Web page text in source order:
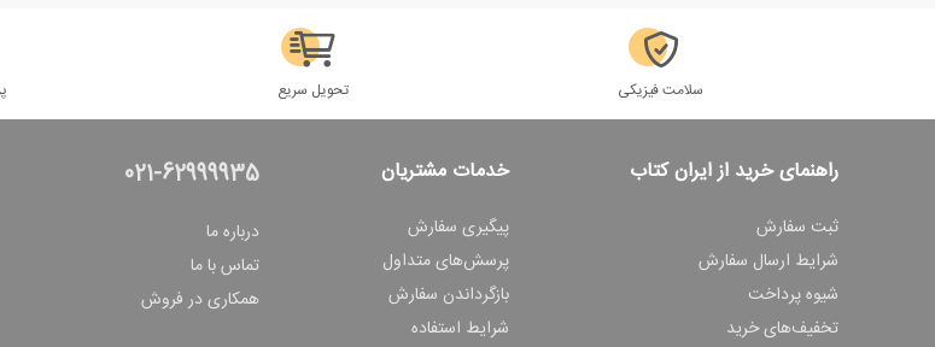
سلامت فیزیکی تحویل سریع
راهنمای خرید از ایران کتاب
ثبت سفارش
شرایط ارسال سفارش
شیوه پرداخت
تخفیف‌های خرید
خدمات مشتریان
پیگیری سفارش
پرسش‌های متداول
بازگرداندن سفارش
شرایط استفاده
021-62999935
درباره ما
تماس با ما
همکاری در فروش